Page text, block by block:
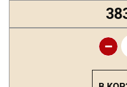
-